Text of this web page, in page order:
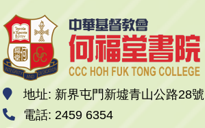
地址: 新界屯門新墟青山公路28號
電話: 2459 6354